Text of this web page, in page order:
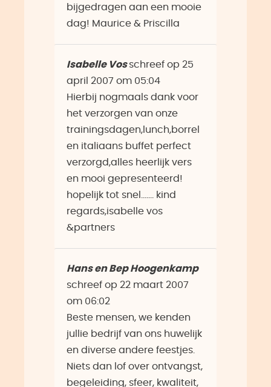
bijgedragen aan een mooie
dag! Maurice & Priscilla
Isabelle Vos schreef op 25
april 2007 om 05:04
Hierbij nogmaals dank voor
het verzorgen van onze
trainingsdagen,lunch,borrel
en italiaans buffet perfect
verzorgd,alles heerlijk vers
en mooi gepresenteerd!
hopelijk tot snel....... kind
regards,isabelle vos
&partners
Hans en Bep Hoogenkamp
schreef op 22 maart 2007
om 06:02
Beste mensen, we kenden
jullie bedrijf van ons huwelijk
en diverse andere feestjes.
Niets dan lof over ontvangst,
begeleiding, sfeer, kwaliteit,